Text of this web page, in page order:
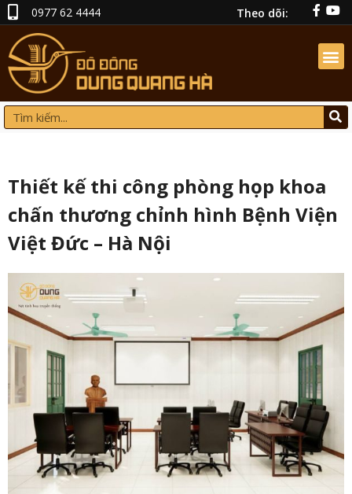
0977 62 4444 Theo dõi:
Thiết kế thi công phòng họp khoa
chấn thương chỉnh hình Bệnh Viện
Việt Đức – Hà Nội